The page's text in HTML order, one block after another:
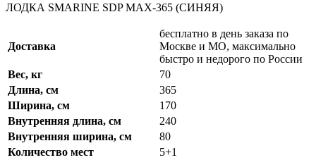
ЛОДКА SMARINE SDP MAX-365 (СИНЯЯ)
Доставка
бесплатно в день заказа по
Москве и МО, максимально
быстро и недорого по России
Вес, кг
70
Длина, см
365
Ширина, см
170
Внутренняя длина, см
240
Внутренняя ширина, см
80
Количество мест
5+1